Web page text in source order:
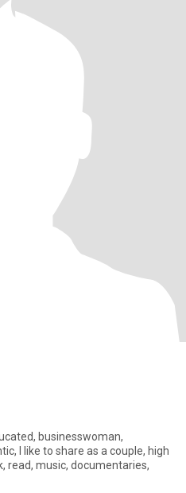
businesswoman,
I like to share as a couple, high
read, music, documentaries,